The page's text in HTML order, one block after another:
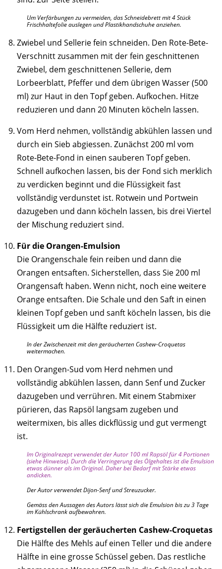
Um Verfärbungen zu vermeiden, das Schneidebrett mit 4 Stück
Frischhaltefolie auslegen und Plastikhandschuhe anziehen.
Zwiebel und Sellerie fein schneiden. Den Rote-Bete-
Verschnitt zusammen mit der fein geschnittenen
Zwiebel, dem geschnittenen Sellerie, dem
Lorbeerblatt, Pfeffer und dem übrigen Wasser (500
ml) zur Haut in den Topf geben. Aufkochen. Hitze
reduzieren und dann 20 Minuten köcheln lassen.
Vom Herd nehmen, vollständig abkühlen lassen und
durch ein Sieb abgiessen. Zunächst 200 ml vom
Rote-Bete-Fond in einen sauberen Topf geben.
Schnell aufkochen lassen, bis der Fond sich merklich
zu verdicken beginnt und die Flüssigkeit fast
vollständig verdunstet ist. Rotwein und Portwein
dazugeben und dann köcheln lassen, bis drei Viertel
der Mischung reduziert sind.
Für die Orangen-Emulsion
Die Orangenschale fein reiben und dann die
Orangen entsaften. Sicherstellen, dass Sie 200 ml
Orangensaft haben. Wenn nicht, noch eine weitere
Orange entsaften. Die Schale und den Saft in einen
kleinen Topf geben und sanft köcheln lassen, bis die
Flüssigkeit um die Hälfte reduziert ist.
In der Zwischenzeit mit den geräucherten Cashew-Croquetas
weitermachen.
Den Orangen-Sud vom Herd nehmen und
vollständig abkühlen lassen, dann Senf und Zucker
dazugeben und verrühren. Mit einem Stabmixer
pürieren, das Rapsöl langsam zugeben und
weitermixen, bis alles dickflüssig und gut vermengt
ist.
Im Originalrezept verwendet der Autor 100 ml Rapsöl für 4 Portionen
(siehe Hinweise). Durch die Verringerung des Ölgehaltes ist die Emulsion
etwas dünner als im Original. Daher bei Bedarf mit Stärke etwas
andicken.
Der Autor verwendet Dijon-Senf und Streuzucker.
Gemäss den Aussagen des Autors lässt sich die Emulsion bis zu 3 Tage
im Kühlschrank aufbewahren.
Fertigstellen der geräucherten Cashew-Croquetas
Die Hälfte des Mehls auf einen Teller und die andere
Hälfte in eine grosse Schüssel geben. Das restliche